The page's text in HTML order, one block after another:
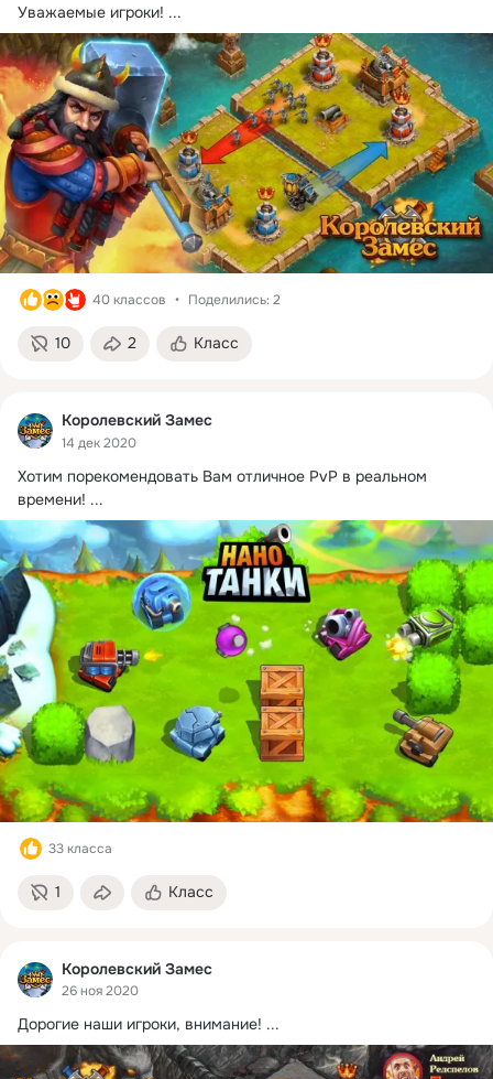
Уважаемые игроки! ...
40 классов Поделились: 2
10 2 Класс
Королевский Замес
14 дек 2020
Хотим порекомендовать Вам отличное PvP в реальном
времени! ...
33 класса
1 Класс
Королевский Замес
26 ноя 2020
Дорогие наши игроки, внимание! ...